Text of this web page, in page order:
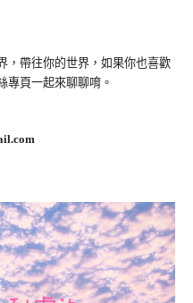
，帶往你的世界，如果你也喜歡
專頁一起來聊聊唷。